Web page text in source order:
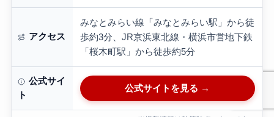
アクセス
みなとみらい線「みなとみらい駅」から徒
歩約3分、JR京浜東北線・横浜市営地下鉄
「桜木町駅」から徒歩約5分
公式サイ
ト
公式サイトを見る →